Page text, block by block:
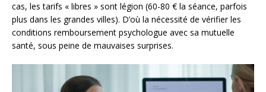
cas, les tarifs « libres » sont légion (60-80 € la séance, parfois
plus dans les grandes villes). D’où la nécessité de vérifier les
conditions remboursement psychologue avec sa mutuelle
santé, sous peine de mauvaises surprises.